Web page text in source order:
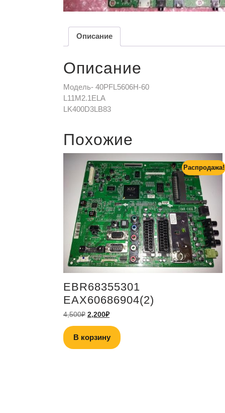
Описание
Описание
Модель- 40PFL5606H-60
L11M2.1ELA
LK400D3LB83
Похожие
Распродажа!
EBR68355301
EAX60686904(2)
4,500₽ 2,200₽
В корзину